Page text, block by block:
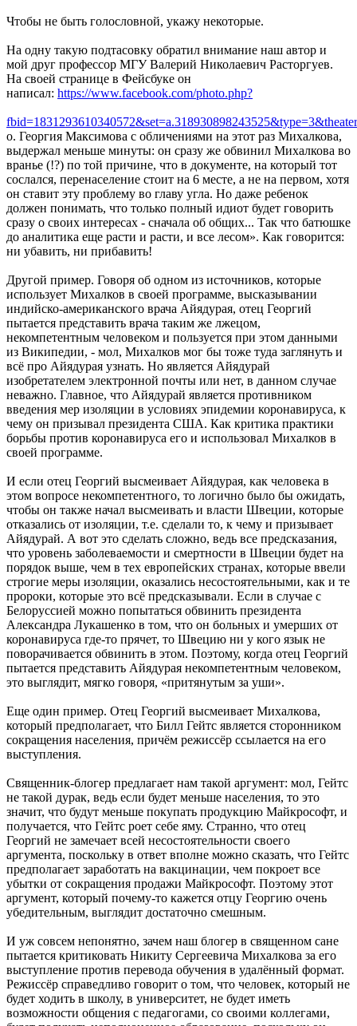
Чтобы не быть голословной, укажу некоторые.
На одну такую подтасовку обратил внимание наш автор и
мой друг профессор МГУ Валерий Николаевич Расторгуев.
На своей странице в Фейсбуке он
написал: https://www.facebook.com/photo.php?
fbid=1831293610340572&set=a.318930898243525&type=3&theater
о. Георгия Максимова с обличениями на этот раз Михалкова,
выдержал меньше минуты: он сразу же обвинил Михалкова во
вранье (!?) по той причине, что в документе, на который тот
сослался, перенаселение стоит на 6 месте, а не на первом, хотя
он ставит эту проблему во главу угла. Но даже ребенок
должен понимать, что только полный идиот будет говорить
сразу о своих интересах - сначала об общих... Так что батюшке
до аналитика еще расти и расти, и все лесом». Как говорится:
ни убавить, ни прибавить!
Другой пример. Говоря об одном из источников, которые
использует Михалков в своей программе, высказывании
индийско-американского врача Айядурая, отец Георгий
пытается представить врача таким же лжецом,
некомпетентным человеком и пользуется при этом данными
из Википедии, - мол, Михалков мог бы тоже туда заглянуть и
всё про Айядурая узнать. Но является Айядурай
изобретателем электронной почты или нет, в данном случае
неважно. Главное, что Айядурай является противником
введения мер изоляции в условиях эпидемии коронавируса, к
чему он призывал президента США. Как критика практики
борьбы против коронавируса его и использовал Михалков в
своей программе.
И если отец Георгий высмеивает Айядурая, как человека в
этом вопросе некомпетентного, то логично было бы ожидать,
чтобы он также начал высмеивать и власти Швеции, которые
отказались от изоляции, т.е. сделали то, к чему и призывает
Айядурай. А вот это сделать сложно, ведь все предсказания,
что уровень заболеваемости и смертности в Швеции будет на
порядок выше, чем в тех европейских странах, которые ввели
строгие меры изоляции, оказались несостоятельными, как и те
пророки, которые это всё предсказывали. Если в случае с
Белоруссией можно попытаться обвинить президента
Александра Лукашенко в том, что он больных и умерших от
коронавируса где-то прячет, то Швецию ни у кого язык не
поворачивается обвинить в этом. Поэтому, когда отец Георгий
пытается представить Айядурая некомпетентным человеком,
это выглядит, мягко говоря, «притянутым за уши».
Еще один пример. Отец Георгий высмеивает Михалкова,
который предполагает, что Билл Гейтс является сторонником
сокращения населения, причём режиссёр ссылается на его
выступления.
Священник-блогер предлагает нам такой аргумент: мол, Гейтс
не такой дурак, ведь если будет меньше населения, то это
значит, что будут меньше покупать продукцию Майкрософт, и
получается, что Гейтс роет себе яму. Странно, что отец
Георгий не замечает всей несостоятельности своего
аргумента, поскольку в ответ вполне можно сказать, что Гейтс
предполагает заработать на вакцинации, чем покроет все
убытки от сокращения продажи Майкрософт. Поэтому этот
аргумент, который почему-то кажется отцу Георгию очень
убедительным, выглядит достаточно смешным.
И уж совсем непонятно, зачем наш блогер в священном сане
пытается критиковать Никиту Сергеевича Михалкова за его
выступление против перевода обучения в удалённый формат.
Режиссёр справедливо говорит о том, что человек, который не
будет ходить в школу, в университет, не будет иметь
возможности общения с педагогами, со своими коллегами,